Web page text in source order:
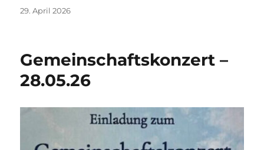
29. April 2026
Gemeinschaftskonzert –
28.05.26